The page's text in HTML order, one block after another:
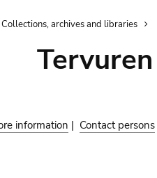
Collections, archives and libraries
information | Contact persons